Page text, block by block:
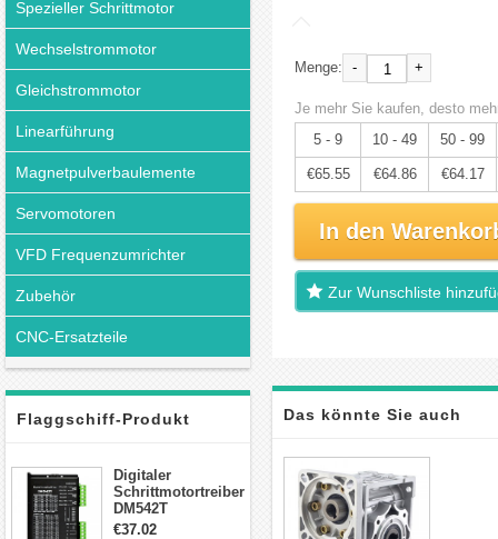
Spezieller Schrittmotor
Wechselstrommotor
Gleichstrommotor
Linearführung
Magnetpulverbaulemente
Servomotoren
VFD Frequenzumrichter
Zubehör
CNC-Ersatzteile
Flaggschiff-Produkt
Digitaler
Schrittmotortreiber
DM542T
Schrittmotor
€37.02
Menge: - +
Je mehr Sie kaufen, desto
5 - 9
10 - 49 50 - 99
€65.55 €64.86 €64.17
In den
Zur Wunschliste
Das könnte Sie auch
interessieren